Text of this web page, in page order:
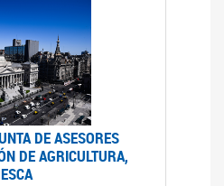
DE ASESORES
DE AGRICULTURA,